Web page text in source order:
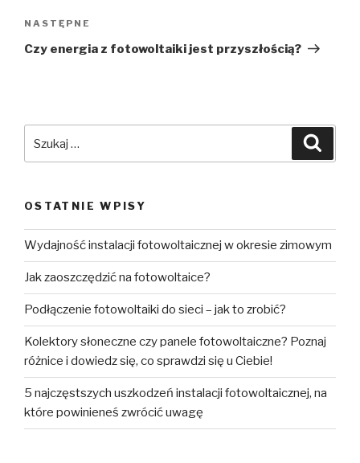
NASTĘPNE
Czy energia z fotowoltaiki jest przyszłością?
OSTATNIE WPISY
Wydajność instalacji fotowoltaicznej w okresie zimowym
Jak zaoszczędzić na fotowoltaice?
Podłączenie fotowoltaiki do sieci – jak to zrobić?
Kolektory słoneczne czy panele fotowoltaiczne? Poznaj
różnice i dowiedz się, co sprawdzi się u Ciebie!
5 najczęstszych uszkodzeń instalacji fotowoltaicznej, na
które powinieneś zwrócić uwagę